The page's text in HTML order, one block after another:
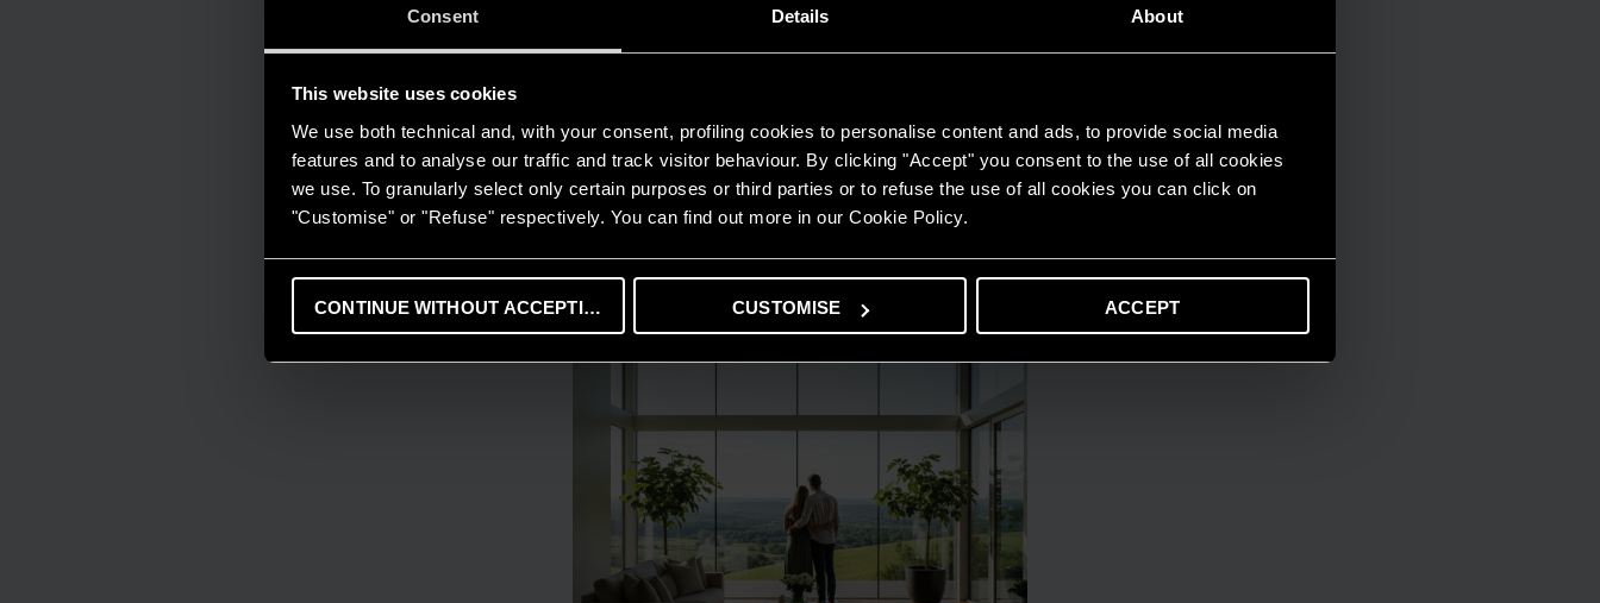
Consent Details About
This website uses cookies
We use both technical and, with your consent, profiling cookies to personalise content and ads, to provide social media
features and to analyse our traffic and track visitor behaviour. By clicking "Accept" you consent to the use of all cookies
we use. To granularly select only certain purposes or third parties or to refuse the use of all cookies you can click on
"Customise" or "Refuse" respectively. You can find out more in our Cookie Policy.
CONTINUE WITHOUT ACCEPTING CUSTOMISE ACCEPT
GUIDA AL RISPARMIO
Quanto consuma un condizionatore?
LEGGI DI PIÙ